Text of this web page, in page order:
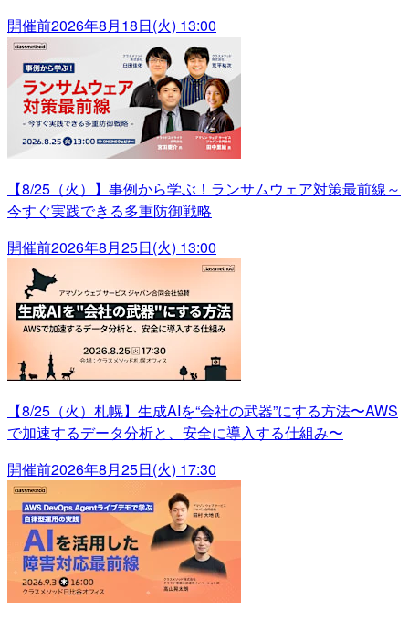
開催前2026年8月18日(火) 13:00
【8/25（火）】事例から学ぶ！ランサムウェア対策最前線～
今すぐ実践できる多重防御戦略
開催前2026年8月25日(火) 13:00
【8/25（火）札幌】生成AIを“会社の武器”にする方法〜AWS
で加速するデータ分析と、安全に導入する仕組み〜
開催前2026年8月25日(火) 17:30